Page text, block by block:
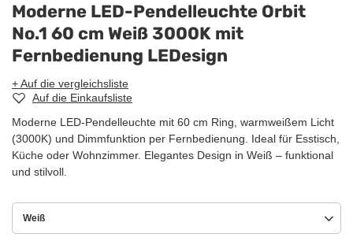
Moderne LED-Pendelleuchte Orbit
No.1 60 cm Weiß 3000K mit
Fernbedienung LEDesign
+ Auf die vergleichsliste
Auf die Einkaufsliste
Moderne LED-Pendelleuchte mit 60 cm Ring, warmweißem Licht
(3000K) und Dimmfunktion per Fernbedienung. Ideal für Esstisch,
Küche oder Wohnzimmer. Elegantes Design in Weiß – funktional
und stilvoll.
Weiß